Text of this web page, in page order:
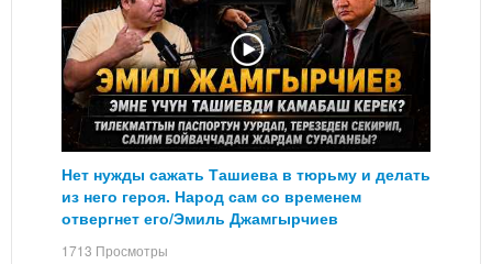
Нет нужды сажать Ташиева в тюрьму и делать
из него героя. Народ сам со временем
отвергнет его/Эмиль Джамгырчиев
1713 Просмотры